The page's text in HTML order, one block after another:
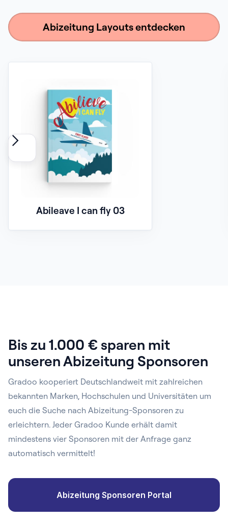
Abizeitung Layouts entdecken
Abileave I can fly 03
Bis zu 1.000 € sparen mit
unseren Abizeitung Sponsoren
Gradoo kooperiert Deutschlandweit mit zahlreichen
bekannten Marken, Hochschulen und Universitäten um
euch die Suche nach Abizeitung-Sponsoren zu
erleichtern. Jeder Gradoo Kunde erhält damit
mindestens vier Sponsoren mit der Anfrage ganz
automatisch vermittelt!
Abizeitung Sponsoren Portal